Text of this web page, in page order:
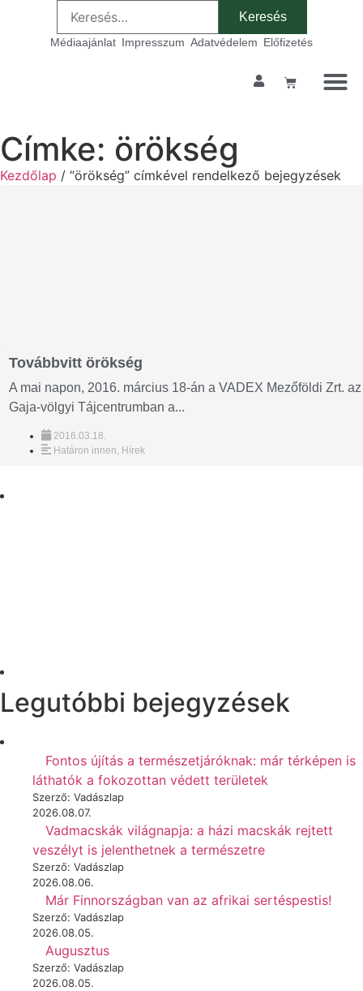
Médiaajánlat Impresszum Adatvédelem Előfizetés
Címke: örökség
Kezdőlap / “örökség” címkével rendelkező bejegyzések
Továbbvitt örökség
A mai napon, 2016. március 18-án a VADEX Mezőföldi Zrt.
Gaja-völgyi Tájcentrumban a...
2016.03.18.
Határon innen, Hírek
Legutóbbi bejegyzések
Fontos újítás a természetjáróknak: már térképen is
láthatók a fokozottan védett területek
Szerző: Vadászlap
2026.08.07.
Vadmacskák világnapja: a házi macskák rejtett
veszélyt is jelenthetnek a természetre
Szerző: Vadászlap
2026.08.06.
Már Finnországban van az afrikai sertéspestis!
Szerző: Vadászlap
2026.08.05.
Augusztus
Szerző: Vadászlap
2026.08.05.